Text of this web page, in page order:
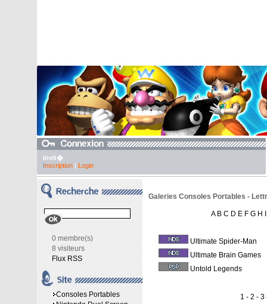
Invit�
Inscription| Login
0 membre(s)
8 visiteurs
Flux RSS
Consoles Portables
Galeries Consoles Portables -
A B C D E F G H
Ultimate Spider-Man
Ultimate Brain Games
Untold Legends
1 - 2 - 3